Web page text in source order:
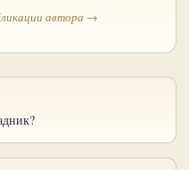
автора →